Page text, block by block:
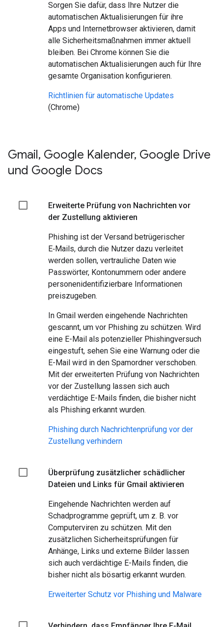
Sorgen Sie dafür, dass Ihre Nutzer die
automatischen Aktualisierungen für ihre
Apps und Internetbrowser aktivieren, damit
alle Sicherheitsmaßnahmen immer aktuell
bleiben. Bei Chrome können Sie die
automatischen Aktualisierungen auch für Ihre
gesamte Organisation konfigurieren.
Richtlinien für automatische Updates
(Chrome)
Gmail, Google Kalender, Google Drive
und Google Docs
Erweiterte Prüfung von Nachrichten vor
der Zustellung aktivieren
Phishing ist der Versand betrügerischer
E‑Mails, durch die Nutzer dazu verleitet
werden sollen, vertrauliche Daten wie
Passwörter, Kontonummern oder andere
personenidentifizierbare Informationen
preiszugeben.
In Gmail werden eingehende Nachrichten
gescannt, um vor Phishing zu schützen. Wird
eine E-Mail als potenzieller Phishingversuch
eingestuft, sehen Sie eine Warnung oder die
E-Mail wird in den Spamordner verschoben.
Mit der erweiterten Prüfung von Nachrichten
vor der Zustellung lassen sich auch
verdächtige E-Mails finden, die bisher nicht
als Phishing erkannt wurden.
Phishing durch Nachrichtenprüfung vor der
Zustellung verhindern
Überprüfung zusätzlicher schädlicher
Dateien und Links für Gmail aktivieren
Eingehende Nachrichten werden auf
Schadprogramme geprüft, um z. B. vor
Computerviren zu schützen. Mit den
zusätzlichen Sicherheitsprüfungen für
Anhänge, Links und externe Bilder lassen
sich auch verdächtige E-Mails finden, die
bisher nicht als bösartig erkannt wurden.
Erweiterter Schutz vor Phishing und Malware